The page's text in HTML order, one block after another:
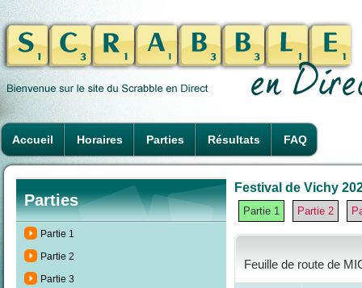
Accueil Horaires Parties Résultats FAQ
Parties
Partie 1
Partie 2
Partie 3
Festival de Vichy
Partie 1 Partie 2
Feuille de route de